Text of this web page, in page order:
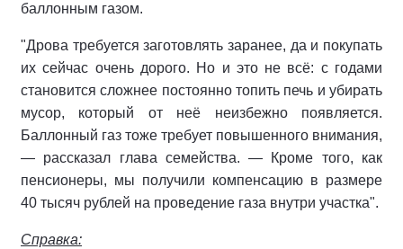
баллонным газом.
"Дрова требуется заготовлять заранее, да и покупать
их сейчас очень дорого. Но и это не всё: с годами
становится сложнее постоянно топить печь и убирать
мусор, который от неё неизбежно появляется.
Баллонный газ тоже требует повышенного внимания,
— рассказал глава семейства. — Кроме того, как
пенсионеры, мы получили компенсацию в размере
40 тысяч рублей на проведение газа внутри участка".
Справка: